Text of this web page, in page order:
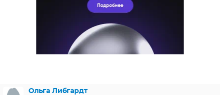
ГЕРМАНИЯ
СПОЙЛЕРЫ ИЗ СЕРИАЛОВ
Ольга Либгардт